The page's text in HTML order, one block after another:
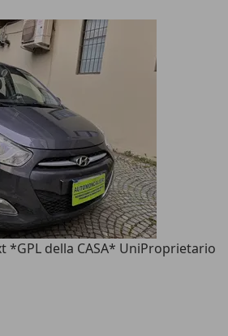
*GPL della CASA* UniProprietario